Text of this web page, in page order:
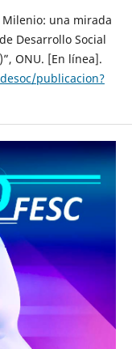
Milenio: una mirada
Desarrollo Social
ONU. [En línea].
publicacion?